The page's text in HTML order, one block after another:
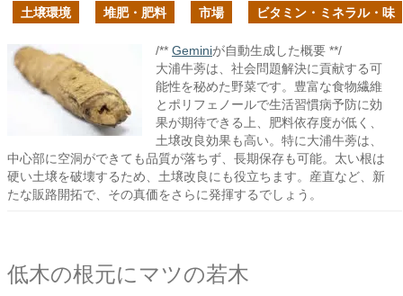
土壌環境
堆肥・肥料 市場 ビタミン・ミネラル・味
/** Geminiが自動生成した概要 **/
大浦牛蒡は、社会問題解決に貢献する可
能性を秘めた野菜です。豊富な食物繊維
とポリフェノールで生活習慣病予防に効
果が期待できる上、肥料依存度が低く、
土壌改良効果も高い。特に大浦牛蒡は、
中心部に空洞ができても品質が落ちず、長期保存も可能。太い根は
硬い土壌を破壊するため、土壌改良にも役立ちます。産直など、新
たな販路開拓で、その真価をさらに発揮するでしょう。
低木の根元にマツの若木